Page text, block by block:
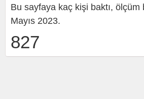
Bu sayfaya kaç kişi baktı, ölçüm
Mayıs 2023.
827